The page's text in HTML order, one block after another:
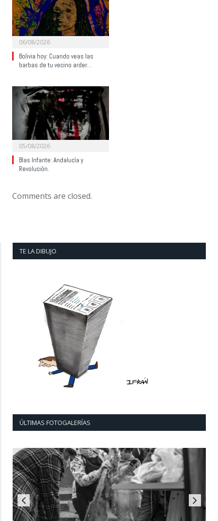
06/08/2026
Bolivia hoy: Cuando veas las
barbas de tu vecino arder…
05/08/2026
Blas Infante: Andalucía y
Revolución.
Comments are closed.
TE LA DIBUJO
ÚLTIMAS FOTOGALERÍAS